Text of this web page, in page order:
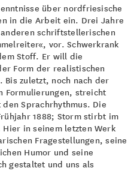
über nordfriesische
in die Arbeit ein. Drei Jahre
schriftstellerischen
vor. Schwerkrank
Stoff. Er will die
Form der realistischen
zuletzt, noch nach der
Formulierungen, streicht
Sprachrhythmus. Die
1888; Storm stirbt im
Hier in seinem letzten Werk
Fragestellungen, seine
Humor und seine
gestaltet und uns als